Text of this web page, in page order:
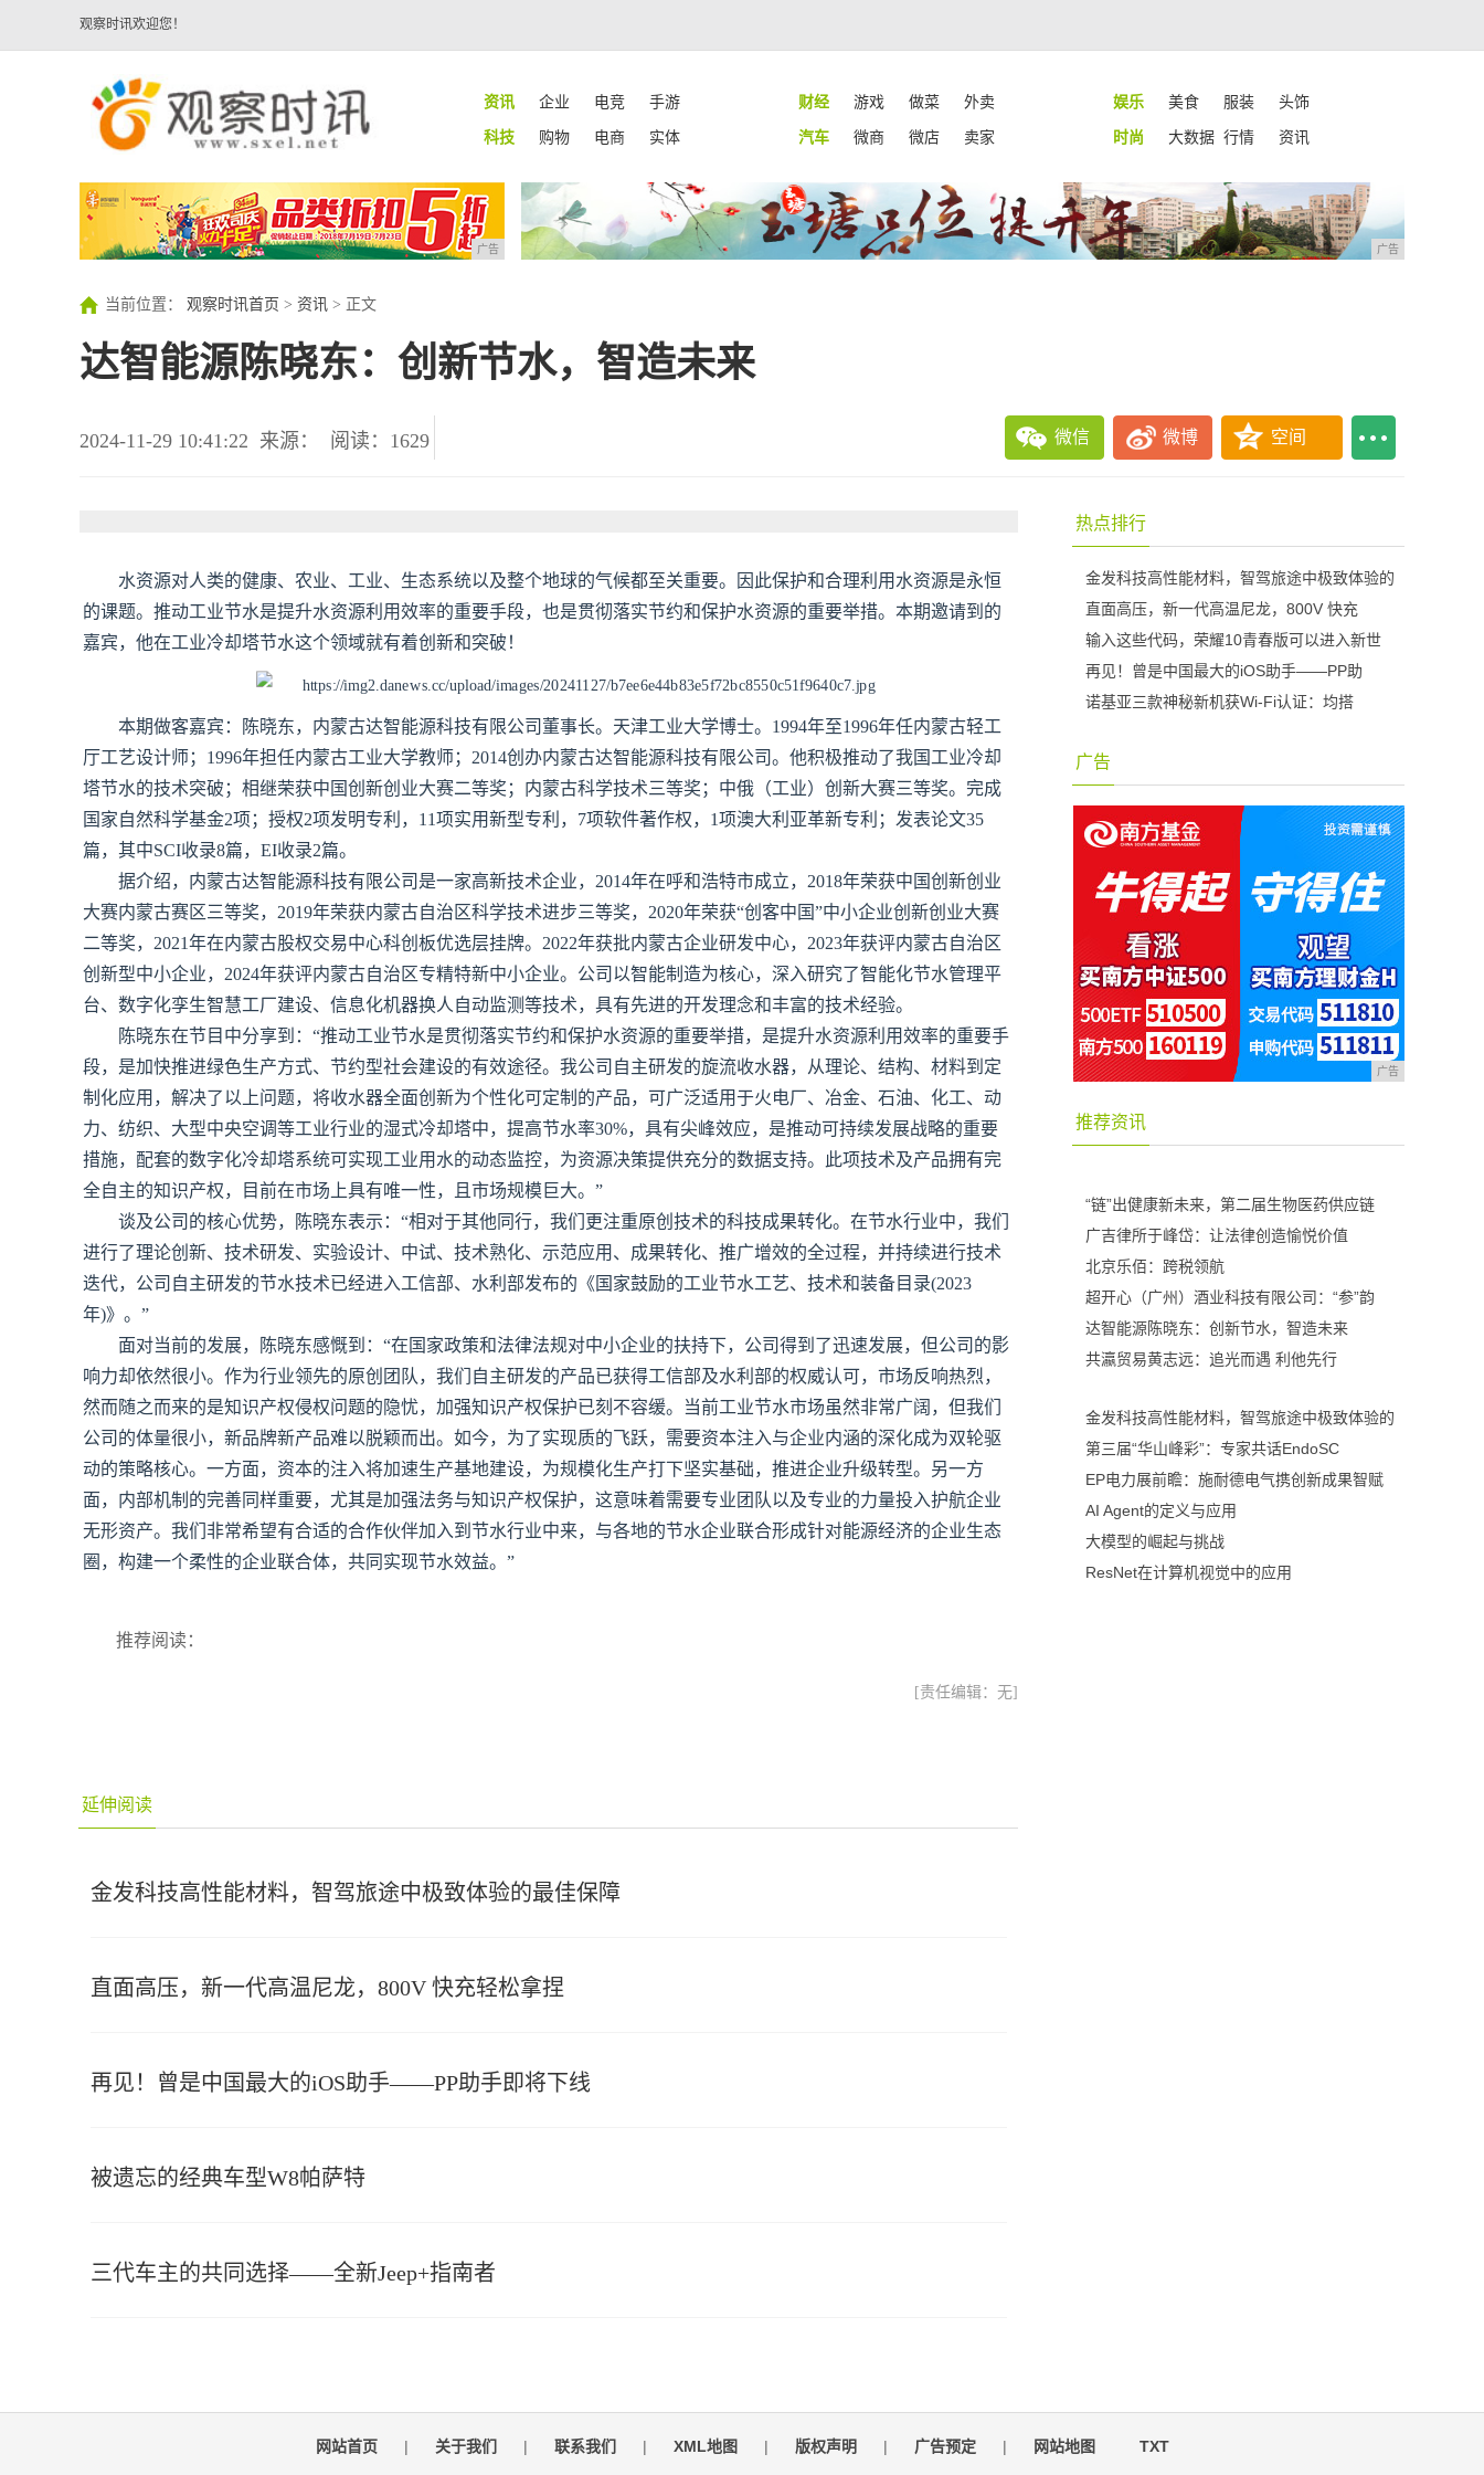
观察时讯欢迎您！
资讯 企业 电竞 手游 财经 游戏 做菜 外卖 娱乐 美食 服装
头饰
科技
购物 电商 实体 汽车 微商 微店 卖家 时尚 大数据 行情 资讯
广告 广告
当前位置： 观察时讯首页 > 资讯 > 正文
达智能源陈晓东：创新节水，智造未来
2024-11-29 10:41:22 来源： 阅读：1629 微信 微博 空间
水资源对人类的健康、农业、工业、生态系统以及整个地球的气候都至关重要。因此保护和合理利用水资源是永恒
的课题。推动工业节水是提升水资源利用效率的重要手段，也是贯彻落实节约和保护水资源的重要举措。本期邀请到的
嘉宾，他在工业冷却塔节水这个领域就有着创新和突破！
本期做客嘉宾：陈晓东，内蒙古达智能源科技有限公司董事长。天津工业大学博士。1994年至1996年任内蒙古轻工
厅工艺设计师；1996年担任内蒙古工业大学教师；2014创办内蒙古达智能源科技有限公司。他积极推动了我国工业冷却
塔节水的技术突破；相继荣获中国创新创业大赛二等奖；内蒙古科学技术三等奖；中俄（工业）创新大赛三等奖。完成
国家自然科学基金2项；授权2项发明专利，11项实用新型专利，7项软件著作权，1项澳大利亚革新专利；发表论文35
篇，其中SCI收录8篇，EI收录2篇。
据介绍，内蒙古达智能源科技有限公司是一家高新技术企业，2014年在呼和浩特市成立，2018年荣获中国创新创业
大赛内蒙古赛区三等奖，2019年荣获内蒙古自治区科学技术进步三等奖，2020年荣获“创客中国”中小企业创新创业大赛
二等奖，2021年在内蒙古股权交易中心科创板优选层挂牌。2022年获批内蒙古企业研发中心，2023年获评内蒙古自治区
创新型中小企业，2024年获评内蒙古自治区专精特新中小企业。公司以智能制造为核心，深入研究了智能化节水管理平
台、数字化孪生智慧工厂建设、信息化机器换人自动监测等技术，具有先进的开发理念和丰富的技术经验。
陈晓东在节目中分享到：“推动工业节水是贯彻落实节约和保护水资源的重要举措，是提升水资源利用效率的重要手
段，是加快推进绿色生产方式、节约型社会建设的有效途径。我公司自主研发的旋流收水器，从理论、结构、材料到定
制化应用，解决了以上问题，将收水器全面创新为个性化可定制的产品，可广泛适用于火电厂、冶金、石油、化工、动
力、纺织、大型中央空调等工业行业的湿式冷却塔中，提高节水率30%，具有尖峰效应，是推动可持续发展战略的重要
措施，配套的数字化冷却塔系统可实现工业用水的动态监控，为资源决策提供充分的数据支持。此项技术及产品拥有完
全自主的知识产权，目前在市场上具有唯一性，且市场规模巨大。”
谈及公司的核心优势，陈晓东表示：“相对于其他同行，我们更注重原创技术的科技成果转化。在节水行业中，我们
进行了理论创新、技术研发、实验设计、中试、技术熟化、示范应用、成果转化、推广增效的全过程，并持续进行技术
迭代，公司自主研发的节水技术已经进入工信部、水利部发布的《国家鼓励的工业节水工艺、技术和装备目录(2023
年)》。”
面对当前的发展，陈晓东感慨到：“在国家政策和法律法规对中小企业的扶持下，公司得到了迅速发展，但公司的影
响力却依然很小。作为行业领先的原创团队，我们自主研发的产品已获得工信部及水利部的权威认可，市场反响热烈，
然而随之而来的是知识产权侵权问题的隐忧，加强知识产权保护已刻不容缓。当前工业节水市场虽然非常广阔，但我们
公司的体量很小，新品牌新产品难以脱颖而出。如今，为了实现质的飞跃，需要资本注入与企业内涵的深化成为双轮驱
动的策略核心。一方面，资本的注入将加速生产基地建设，为规模化生产打下坚实基础，推进企业升级转型。另一方
面，内部机制的完善同样重要，尤其是加强法务与知识产权保护，这意味着需要专业团队以及专业的力量投入护航企业
无形资产。我们非常希望有合适的合作伙伴加入到节水行业中来，与各地的节水企业联合形成针对能源经济的企业生态
圈，构建一个柔性的企业联合体，共同实现节水效益。”
推荐阅读：
[责任编辑：无]
延伸阅读
金发科技高性能材料，智驾旅途中极致体验的最佳保障
直面高压，新一代高温尼龙，800V 快充轻松拿捏
再见！曾是中国最大的iOS助手——PP助手即将下线
被遗忘的经典车型W8帕萨特
三代车主的共同选择——全新Jeep+指南者
热点排行
金发科技高性能材料，智驾旅途中极致体验的
直面高压，新一代高温尼龙，800V 快充
输入这些代码，荣耀10青春版可以进入新世
再见！曾是中国最大的iOS助手——PP助
诺基亚三款神秘新机获Wi-Fi认证：均搭
广告
广告
推荐资讯
“链”出健康新未来，第二届生物医药供应链
广吉律所于峰岱：让法律创造愉悦价值
北京乐佰：跨税领航
超开心（广州）酒业科技有限公司：“参”韵
达智能源陈晓东：创新节水，智造未来
共瀛贸易黄志远：追光而遇 利他先行
金发科技高性能材料，智驾旅途中极致体验的
第三届“华山峰彩”：专家共话EndoSC
EP电力展前瞻：施耐德电气携创新成果智赋
AI Agent的定义与应用
大模型的崛起与挑战
ResNet在计算机视觉中的应用
网站首页 | 关于我们 | 联系我们 | XML地图 | 版权声明 | 广告预定 | 网站地图 TXT